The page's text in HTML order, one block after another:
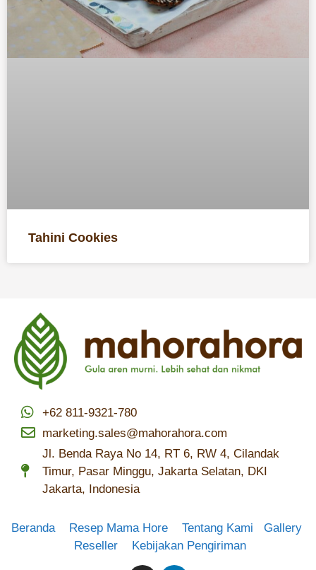
Tahini Cookies
+62 811-9321-780
marketing.sales@mahorahora.com
Jl. Benda Raya No 14, RT 6, RW 4, Cilandak
Timur, Pasar Minggu, Jakarta Selatan, DKI
Jakarta, Indonesia
Beranda Resep Mama Hore Tentang Kami
Gallery
Reseller
Kebijakan Pengiriman